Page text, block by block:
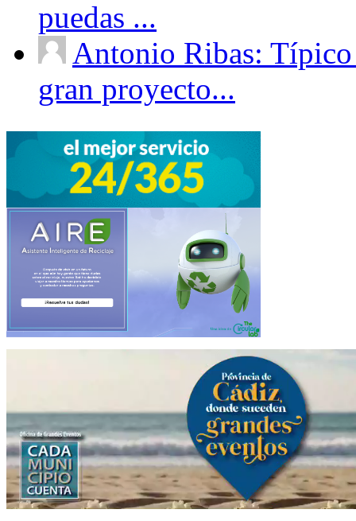
puedas ...
Antonio Ribas: Típico
gran proyecto...